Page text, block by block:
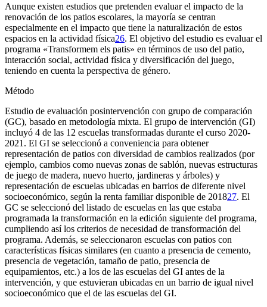
Aunque existen estudios que pretenden evaluar el impacto de la
renovación de los patios escolares, la mayoría se centran
especialmente en el impacto que tiene la naturalización de estos
espacios en la actividad física26. El objetivo del estudio es evaluar el
programa «Transformem els patis» en términos de uso del patio,
interacción social, actividad física y diversificación del juego,
teniendo en cuenta la perspectiva de género.
Método
Estudio de evaluación posintervención con grupo de comparación
(GC), basado en metodología mixta. El grupo de intervención (GI)
incluyó 4 de las 12 escuelas transformadas durante el curso 2020-
2021. El GI se seleccionó a conveniencia para obtener
representación de patios con diversidad de cambios realizados (por
ejemplo, cambios como nuevas zonas de sablón, nuevas estructuras
de juego de madera, nuevo huerto, jardineras y árboles) y
representación de escuelas ubicadas en barrios de diferente nivel
socioeconómico, según la renta familiar disponible de 201827. El
GC se seleccionó del listado de escuelas en las que estaba
programada la transformación en la edición siguiente del programa,
cumpliendo así los criterios de necesidad de transformación del
programa. Además, se seleccionaron escuelas con patios con
características físicas similares (en cuanto a presencia de cemento,
presencia de vegetación, tamaño de patio, presencia de
equipamientos, etc.) a los de las escuelas del GI antes de la
intervención, y que estuvieran ubicadas en un barrio de igual nivel
socioeconómico que el de las escuelas del GI.